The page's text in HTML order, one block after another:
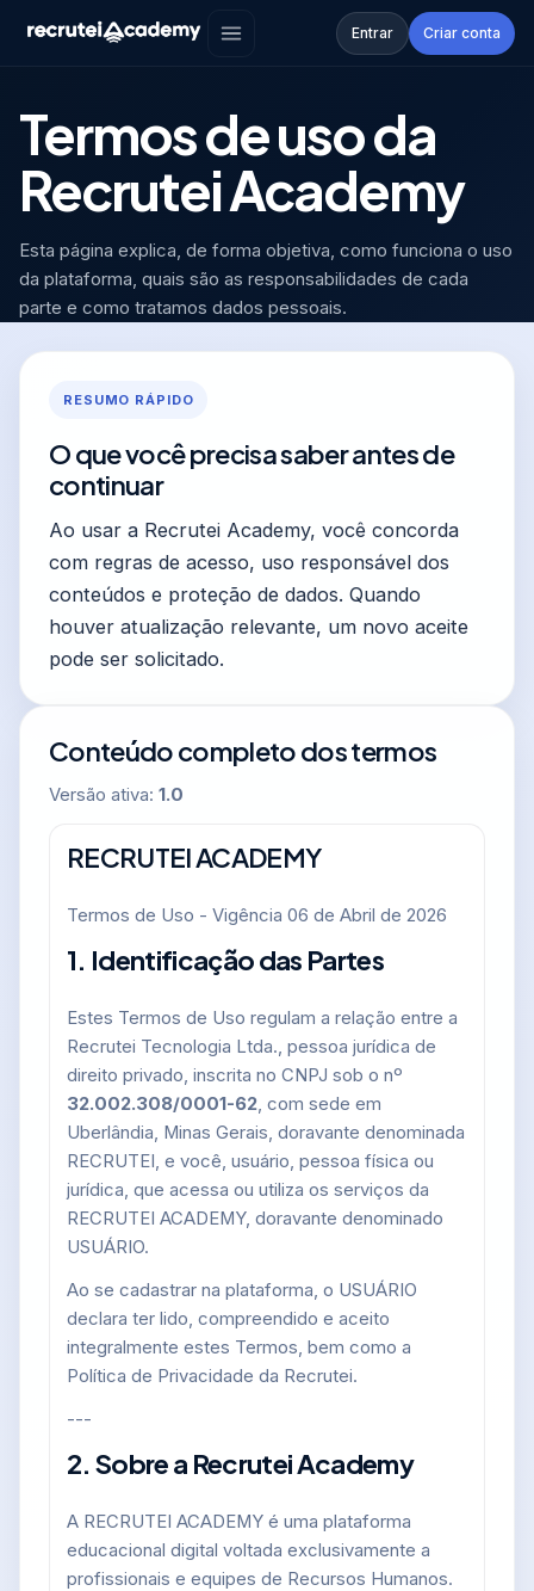
Entrar Criar conta
Termos de uso da
Recrutei Academy
Esta página explica, de forma objetiva, como funciona o uso
da plataforma, quais são as responsabilidades de cada
parte e como tratamos dados pessoais.
RESUMO RÁPIDO
O que você precisa saber antes de
continuar
Ao usar a Recrutei Academy, você concorda
com regras de acesso, uso responsável dos
conteúdos e proteção de dados. Quando
houver atualização relevante, um novo aceite
pode ser solicitado.
Conteúdo completo dos termos
Versão ativa: 1.0
RECRUTEI ACADEMY
Termos de Uso - Vigência 06 de Abril de 2026
1. Identificação das Partes
Estes Termos de Uso regulam a relação entre a
Recrutei Tecnologia Ltda., pessoa jurídica de
direito privado, inscrita no CNPJ sob o nº
32.002.308/0001-62 , com sede em
Uberlândia, Minas Gerais, doravante denominada
RECRUTEI, e você, usuário, pessoa física ou
jurídica, que acessa ou utiliza os serviços da
RECRUTEI ACADEMY, doravante denominado
USUÁRIO.
Ao se cadastrar na plataforma, o USUÁRIO
declara ter lido, compreendido e aceito
integralmente estes Termos, bem como a
Política de Privacidade da Recrutei.
---
2. Sobre a Recrutei Academy
A RECRUTEI ACADEMY é uma plataforma
educacional digital voltada exclusivamente a
profissionais e equipes de Recursos Humanos.